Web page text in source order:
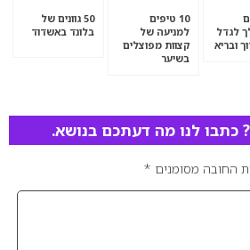
לגדל
ובריא
10 טיפים
למניעה של
קצוות מפוצלים
בשיער
50 גוונים של
בלונד באשדוד
לנו מה דעתכם בנושא.
החובה מסומנים *